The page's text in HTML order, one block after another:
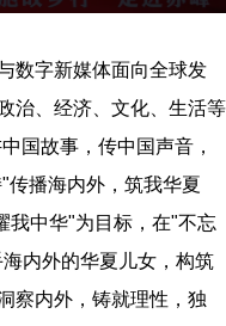
数字新媒体面向全球发
治、经济、文化、生活等
国故事，传中国声音，
传播海内外，筑我华夏
我中华"为目标，在"不忘
内外的华夏儿女，构筑
察内外，铸就理性，独